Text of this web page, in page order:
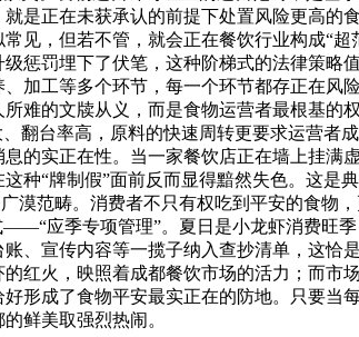
是正在未获承认的前提下处置风险更高
见，但若不管，就会正在餐饮行业构成“
惩罚埋下了伏笔，这种阶梯式的法律策
加工等多个环节，每一个环节都存正在
难的文牍从义，而是食物运营者最根基
翻台率高，原料的快速周转更要求运营
的实正在性。当一家餐饮店正在墙上挂满
种“牌制假”面前反而显得黯然失色。这
漠范畴。消费者不只有权吃到平安的食
应季专项管理”。夏日是小龙虾消费旺
、宣传内容等一揽子纳入查抄清单，这恰
红火，映照着成都餐饮市场的活力；而
形成了食物平安最实正在的防地。只要
鲜美取强烈热闹。